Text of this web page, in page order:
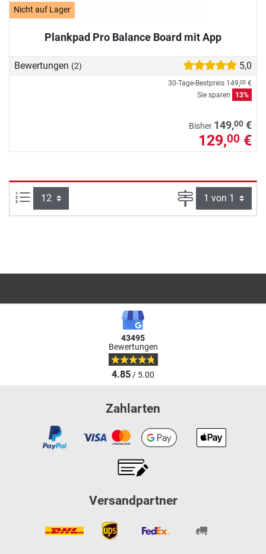
Nicht auf Lager
Plankpad Pro Balance Board mit App
Bewertungen (2) 5,0
30-Tage-Bestpreis 149,00 €
Sie sparen
13%
Bisher 149,00 €
129,00 €
Artikel pro Seite: Seite
43495
Bewertungen
4.85/ 5.00
Zahlarten
Versandpartner